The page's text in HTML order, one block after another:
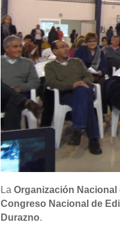
La Organización Nacional
Congreso Nacional de
Durazno.